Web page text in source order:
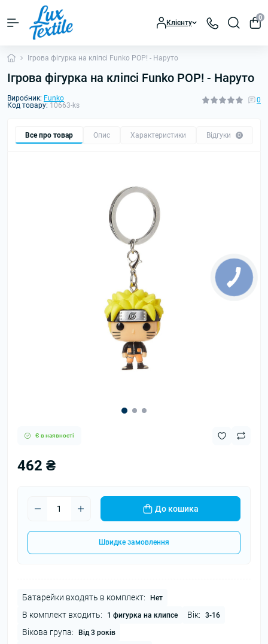
Клієнту
0
Ігрова фігурка на кліпсі Funko POP! - Наруто
Ігрова фігурка на кліпсі Funko POP! - Наруто
Виробник: Funko
Код товару: 10663-ks
0
Все про товар Опис Характеристики Відгуки 0
Є в наявності
462 ₴
До кошика
Швидке замовлення
Батарейки входять в комплект: Нет
В комплект входить: 1 фигурка на клипсе Вік: 3-16
Вікова група: Від 3 років